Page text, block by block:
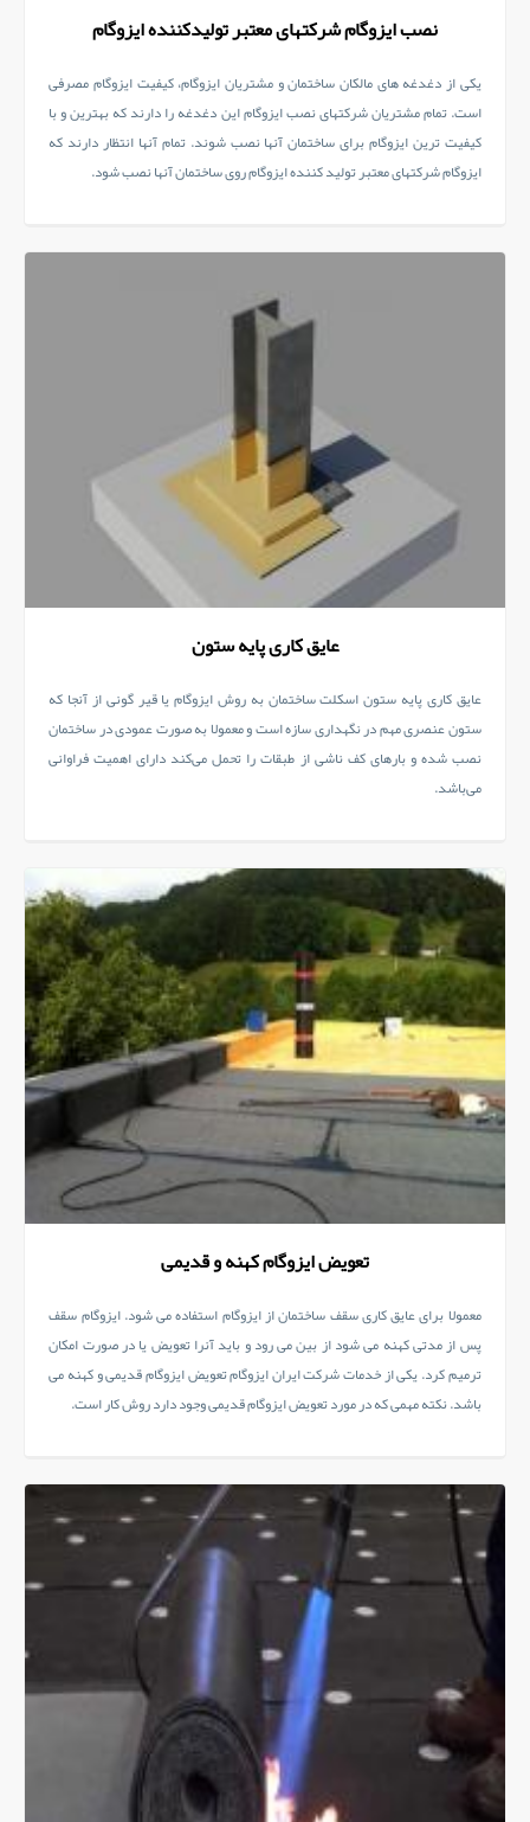
نصب ایزوگام شرکتهای معتبر تولیدکننده ایزوگام
یکی از دغدغه های مالکان ساختمان و مشتریان ایزوگام، کیفیت ایزوگام مصرفی
است. تمام مشتریان شرکتهای نصب ایزوگام این دغدغه را دارند که بهترین و با
کیفیت ترین ایزوگام برای ساختمان آنها نصب شوند. تمام آنها انتظار دارند که
ایزوگام شرکتهای معتبر تولید کننده ایزوگام روی ساختمان آنها نصب شود.
عایق کاری پایه ستون
عایق کاری پایه ستون اسکلت ساختمان به روش ایزوگام یا قیر گونی از آنجا که
ستون عنصری مهم در نگهداری سازه است و معمولا به صورت عمودی در ساختمان
نصب شده و بارهای کف ناشی از طبقات را تحمل می‌کند دارای اهمیت فراوانی
می‌باشد.
تعویض ایزوگام کهنه و قدیمی
معمولا برای عایق کاری سقف ساختمان از ایزوگام استفاده می شود. ایزوگام سقف
پس از مدتی کهنه می شود از بین می رود و باید آنرا تعویض یا در صورت امکان
ترمیم کرد. یکی از خدمات شرکت ایران ایزوگام تعویض ایزوگام قدیمی و کهنه می
باشد. نکته مهمی که در مورد تعویض ایزوگام قدیمی وجود دارد روش کار است.